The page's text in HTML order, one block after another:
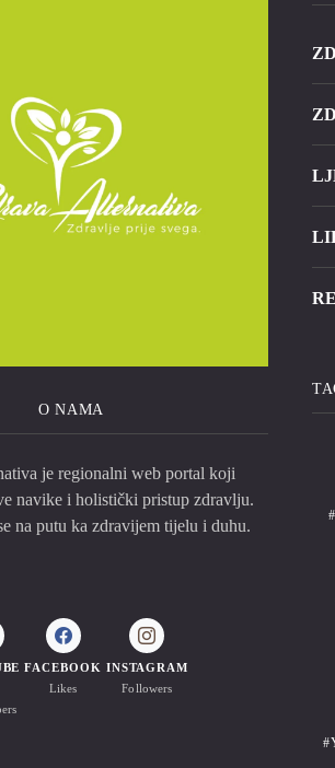
O NAMA
je regionalni web portal koji
navike i holistički pristup zdravlju.
na putu ka zdravijem tijelu i duhu.
FACEBOOK
Likes
INSTAGRAM
Followers